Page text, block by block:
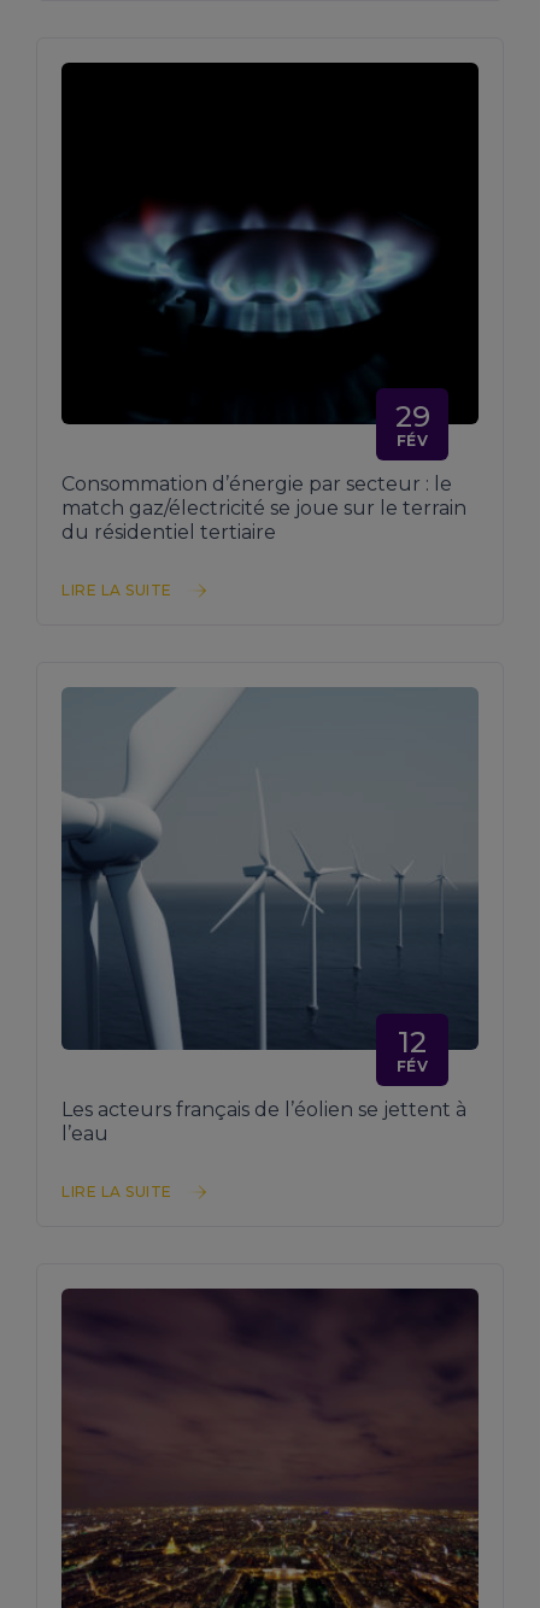
29
FÉV
Consommation d’énergie par secteur : le
match gaz/électricité se joue sur le terrain
du résidentiel tertiaire
LIRE LA SUITE
12
FÉV
Les acteurs français de l’éolien se jettent à
l’eau
LIRE LA SUITE